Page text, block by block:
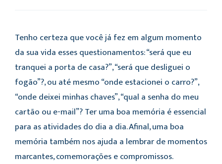
Tenho certeza que você já fez em algum momento
da sua vida esses questionamentos: “será que eu
tranquei a porta de casa?”, “será que desliguei o
fogão”?, ou até mesmo “onde estacionei o carro?”,
“onde deixei minhas chaves”, “qual a senha do meu
cartão ou e-mail”? Ter uma boa memória é essencial
para as atividades do dia a dia. Afinal, uma boa
memória também nos ajuda a lembrar de momentos
marcantes, comemorações e compromissos.